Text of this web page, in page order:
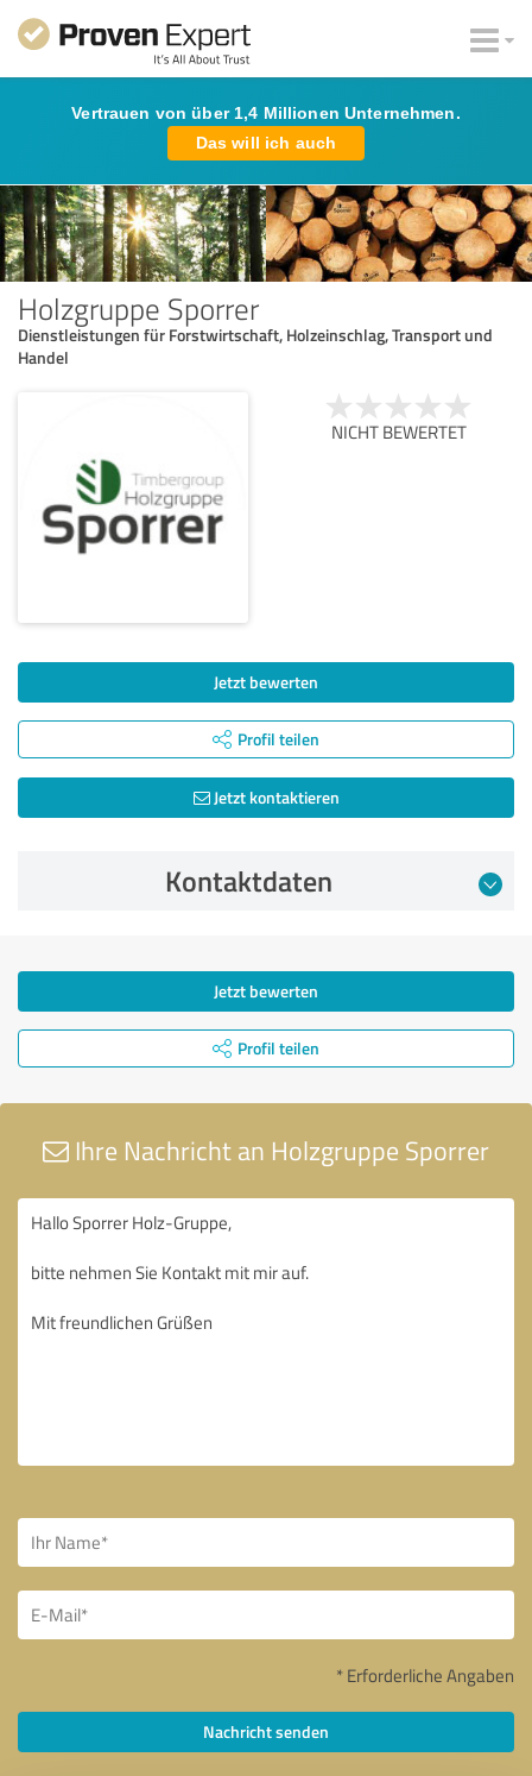
Vertrauen von über 1,4 Millionen Unternehmen.
Das will ich auch
Holzgruppe Sporrer
Dienstleistungen für Forstwirtschaft, Holzeinschlag, Transport und
Handel
NICHT BEWERTET
Jetzt bewerten
Profil teilen
Jetzt kontaktieren
Kontaktdaten
Jetzt bewerten
Profil teilen
Ihre Nachricht an Holzgruppe Sporrer
* Erforderliche Angaben
Nachricht senden